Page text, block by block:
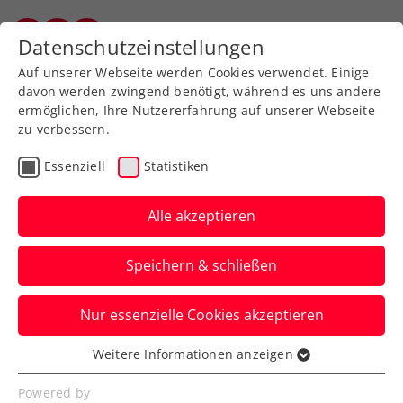
Zurück zur Newsübersicht
Turniere
In nur 46 Minuten: Kraus
stürmt in Porto ins erste
ITF-Halbfinale der Saison
Österreichs aktuelle Nummer zwei
verbucht in Portugal bisher schon vier
Verfasst von: Manuel Wachta, 26.01.2024
Datenschutzeinstellungen
Auf unserer Webseite werden Cookies verwendet. Einige
davon werden zwingend benötigt, während es uns andere
ermöglichen, Ihre Nutzererfahrung auf unserer Webseite
zu verbessern.
Essenziell Statistiken
Alle akzeptieren
Speichern & schließen
Nur essenzielle Cookies akzeptieren
Essenziell
Essenzielle Cookies werden für grundlegende
Weitere Informationen anzeigen
Powered by